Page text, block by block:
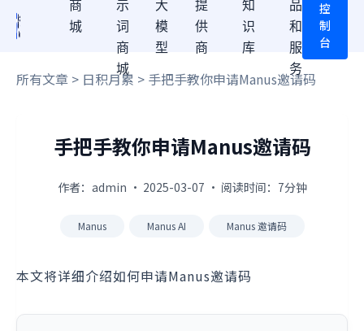
商
城
示
词
商
城
大
模
型
提
供
商
知
识
库
品
和
服
务
控
制
台
所有文章 > 日积月累 > 手把手教你申请Manus邀请码
手把手教你申请Manus邀请码
作者：admin · 2025-03-07 · 阅读时间：7分钟
Manus Manus AI Manus 邀请码
本文将详细介绍如何申请Manus邀请码